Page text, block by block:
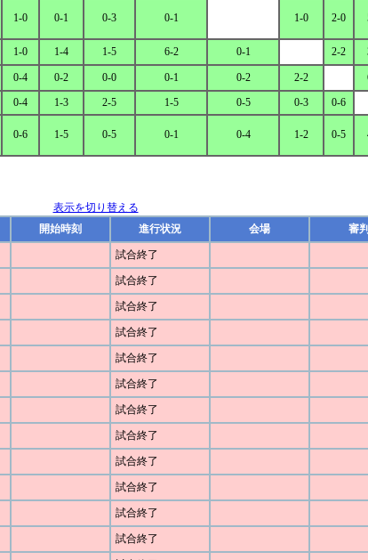
1-0 0-1 0-3 0-1 1-0 2-0
1-0 1-4 1-5 6-2 0-1 2-2
0-4 0-2 0-0 0-1 0-2 2-2
0-4 1-3 2-5 1-5 0-5 0-3 0-6
0-6 1-5 0-5 0-1 0-4 1-2 0-5
表示を切り替える
開始時刻 進行状況 会場 審判
試合終了
試合終了
試合終了
試合終了
試合終了
試合終了
試合終了
試合終了
試合終了
試合終了
試合終了
試合終了